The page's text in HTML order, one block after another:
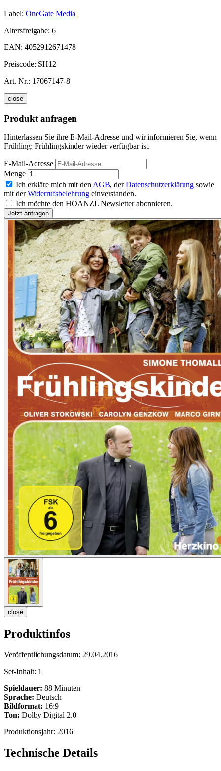
Label: OneGate Media
Altersfreigabe: 6
EAN: 4052912671478
Preiscode: SH12
Art. Nr.: 17067147-8
close
Produkt anfragen
Hinterlassen Sie ihre E-Mail-Adresse und wir informieren Sie, wenn
Frühling: Frühlingskinder wieder verfügbar ist.
E-Mail-Adresse
Menge
Ich erkläre mich mit den AGB, derDatenschutzerklärung sowie
mit derWiderrufsbelehrung einverstanden.
Ich möchte den HOANZL Newsletter abonnieren.
close
Produktinfos
Veröffentlichungsdatum: 29.04.2016
Set-Inhalt: 1
Spieldauer: 88 Minuten
Sprache: Deutsch
Bildformat: 16:9
Ton: Dolby Digital 2.0
Produktionsjahr: 2016
Technische Details